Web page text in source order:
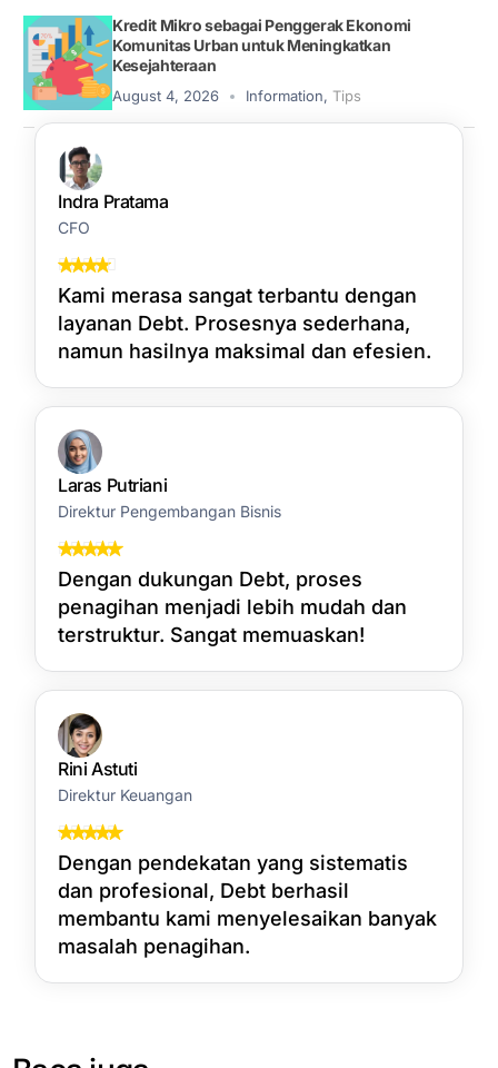
Kredit Mikro sebagai Penggerak Ekonomi
Komunitas Urban untuk Meningkatkan
Kesejahteraan
August 4, 2026 Information, Tips
Indra Pratama
CFO
Kami merasa sangat terbantu dengan
layanan Debt. Prosesnya sederhana,
namun hasilnya maksimal dan efesien.
Laras Putriani
Direktur Pengembangan Bisnis
Dengan dukungan Debt, proses
penagihan menjadi lebih mudah dan
terstruktur. Sangat memuaskan!
Rini Astuti
Direktur Keuangan
Dengan pendekatan yang sistematis
dan profesional, Debt berhasil
membantu kami menyelesaikan banyak
masalah penagihan.